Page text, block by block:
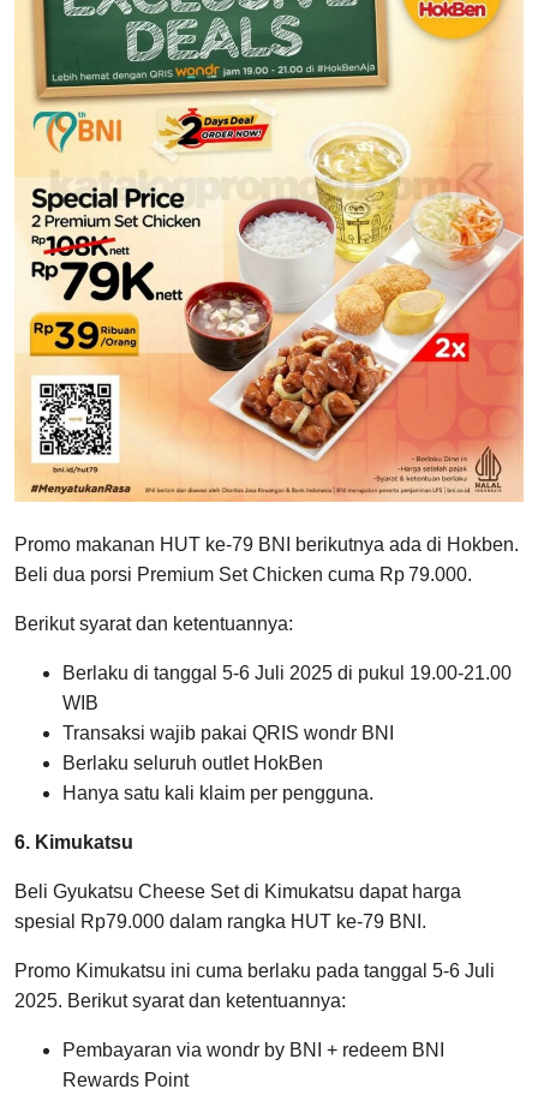
Promo makanan HUT ke-79 BNI berikutnya ada di Hokben.
Beli dua porsi Premium Set Chicken cuma Rp 79.000.
Berikut syarat dan ketentuannya:
Berlaku di tanggal 5-6 Juli 2025 di pukul 19.00-21.00
WIB
Transaksi wajib pakai QRIS wondr BNI
Berlaku seluruh outlet HokBen
Hanya satu kali klaim per pengguna.
6. Kimukatsu
Beli Gyukatsu Cheese Set di Kimukatsu dapat harga
spesial Rp79.000 dalam rangka HUT ke-79 BNI.
Promo Kimukatsu ini cuma berlaku pada tanggal 5-6 Juli
2025. Berikut syarat dan ketentuannya:
Pembayaran via wondr by BNI + redeem BNI
Rewards Point